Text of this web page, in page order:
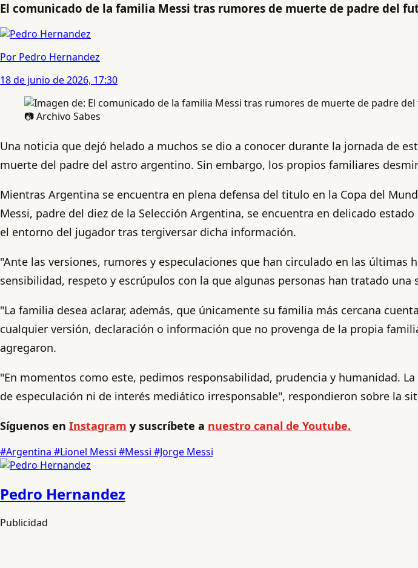
El comunicado de la familia Messi tras rumores de muerte de padre del
Por Pedro Hernandez
18 de junio de 2026, 17:30
📷 Archivo Sabes
Una noticia que dejó helado a muchos se dio a conocer durante la jornada de
muerte del padre del astro argentino. Sin embargo, los propios familiares
Mientras Argentina se encuentra en plena defensa del titulo en la Copa del
Messi, padre del diez de la Selección Argentina, se encuentra en delicado
el entorno del jugador tras tergiversar dicha información.
"Ante las versiones, rumores y especulaciones que han circulado en las
sensibilidad, respeto y escrúpulos con la que algunas personas han tratado
"La familia desea aclarar, además, que únicamente su familia más cercana
cualquier versión, declaración o información que no provenga de la propia
agregaron.
"En momentos como este, pedimos responsabilidad, prudencia y humanidad.
de especulación ni de interés mediático irresponsable", respondieron sobre la
Síguenos en Instagram y suscríbete a nuestro canal de Youtube.
#Argentina #Lionel Messi #Messi #Jorge Messi
Pedro Hernandez
Publicidad